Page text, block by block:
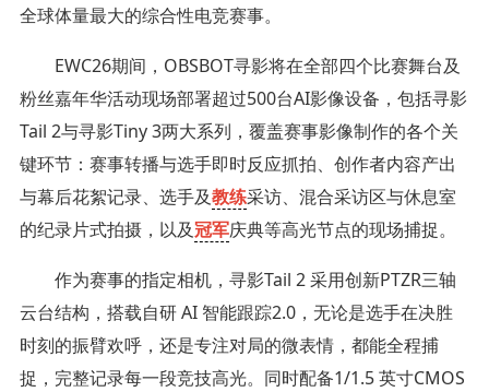
全球体量最大的综合性电竞赛事。
EWC26期间，OBSBOT寻影将在全部四个比赛舞台及
粉丝嘉年华活动现场部署超过500台AI影像设备，包括寻影
Tail 2与寻影Tiny 3两大系列，覆盖赛事影像制作的各个关
键环节：赛事转播与选手即时反应抓拍、创作者内容产出
与幕后花絮记录、选手及教练采访、混合采访区与休息室
的纪录片式拍摄，以及冠军庆典等高光节点的现场捕捉。
作为赛事的指定相机，寻影Tail 2 采用创新PTZR三轴
云台结构，搭载自研 AI 智能跟踪2.0，无论是选手在决胜
时刻的振臂欢呼，还是专注对局的微表情，都能全程捕
捉，完整记录每一段竞技高光。同时配备1/1.5 英寸CMOS